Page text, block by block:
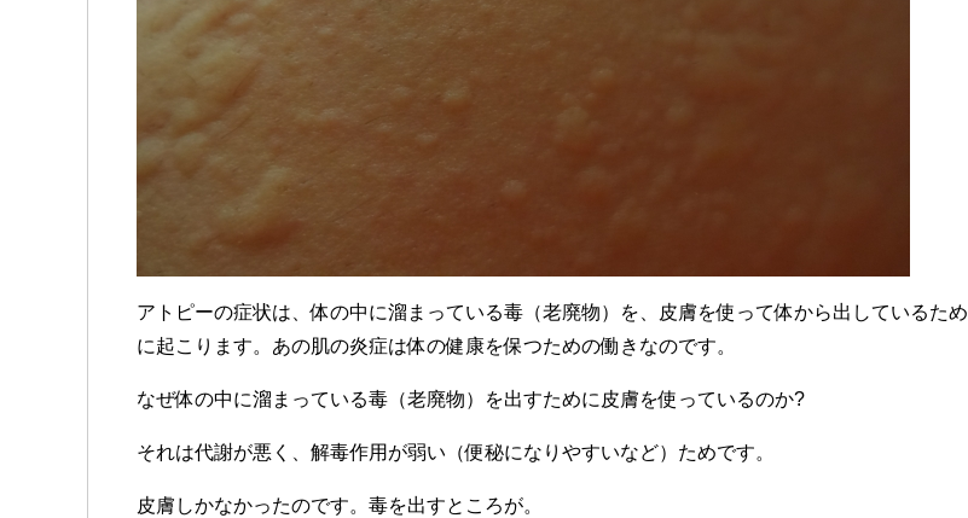
アトピーの症状は、体の中に溜まっている毒（老廃物）を、皮膚を使って体から出しているため
に起こります。あの肌の炎症は体の健康を保つための働きなのです。
なぜ体の中に溜まっている毒（老廃物）を出すために皮膚を使っているのか?
それは代謝が悪く、解毒作用が弱い（便秘になりやすいなど）ためです。
皮膚しかなかったのです。毒を出すところが。